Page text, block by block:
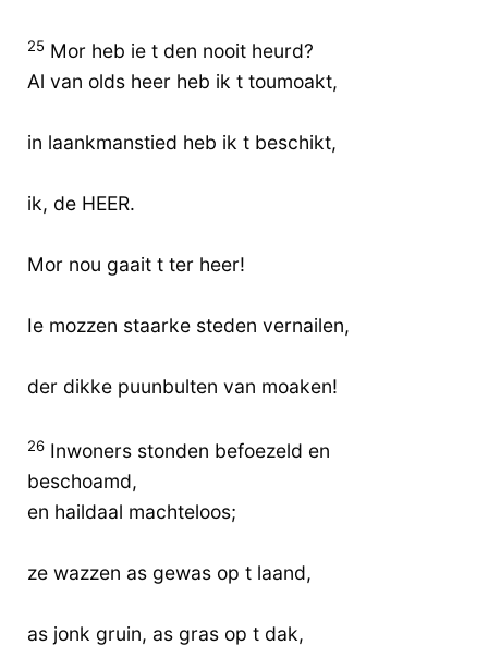
25 Mor heb ie t den nooit heurd?
Al van olds heer heb ik t toumoakt,
in laankmanstied heb ik t beschikt,
ik, de HEER.
Mor nou gaait t ter heer!
Ie mozzen staarke steden vernailen,
der dikke puunbulten van moaken!
26 Inwoners stonden befoezeld en
beschoamd,
en haildaal machteloos;
ze wazzen as gewas op t laand,
as jonk gruin, as gras op t dak,